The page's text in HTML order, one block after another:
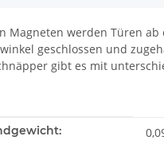
Magneten werden Türen ab
geschlossen und
gibt es mit